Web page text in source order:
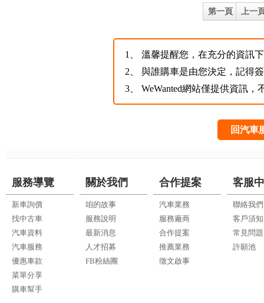
第一頁 上一
1、
溫馨提醒您，在充分的資訊
2、
與誰購車是由您決定，記得
3、
WeWanted網站僅提供資訊
回汽車
服務導覽
新車詢價
找中古車
汽車資料
汽車服務
優惠車款
菜單分享
購車幫手
關於我們
咱的故事
服務說明
最新消息
人才招募
FB粉絲團
合作提案
汽車業務
服務廠商
合作提案
推薦業務
徵文啟事
客服
聯絡我們
客戶須知
常見問題
許願池